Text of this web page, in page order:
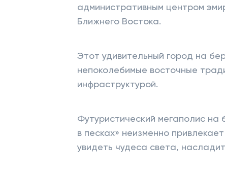
административным центром
Ближнего Востока.
Этот удивительный город на
непоколебимые восточные
инфраструктурой.
Футуристический мегаполис на
в песках» неизменно
увидеть чудеса света,